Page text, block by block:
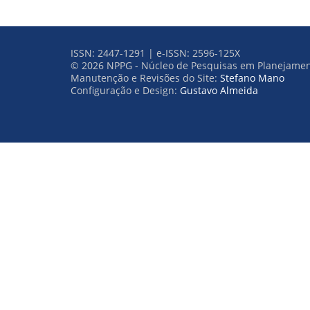
ISSN: 2447-1291 | e-ISSN: 2596-125X
© 2026 NPPG - Núcleo de Pesquisas em
Manutenção e Revisões do Site: Stefano Mano
Configuração e Design: Gustavo Almeida